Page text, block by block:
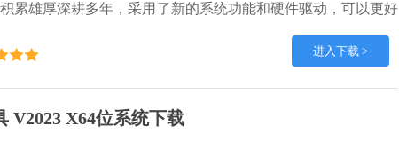
累雄厚深耕多年，采用了新的系统功能和硬件驱动，可以更好
能，优化了系统、驱动对硬件的加速，加固了系统安全策略，运
定。
进入下载 >
V2023 X64位系统下载